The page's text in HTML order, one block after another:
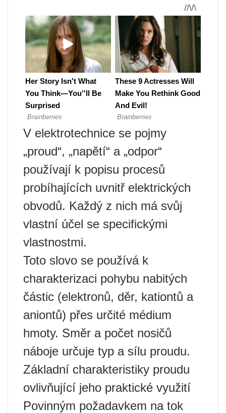
V elektrotechnice se pojmy
„proud“, „napětí“ a „odpor“
používají k popisu procesů
probíhajících uvnitř elektrických
obvodů. Každý z nich má svůj
vlastní účel se specifickými
vlastnostmi.
Toto slovo se používá k
charakterizaci pohybu nabitých
částic (elektronů, děr, kationtů a
aniontů) přes určité médium
hmoty. Směr a počet nosičů
náboje určuje typ a sílu proudu.
Základní charakteristiky proudu
ovlivňující jeho praktické využití
Povinným požadavkem na tok